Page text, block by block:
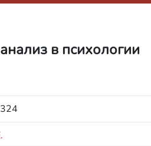
в психологии